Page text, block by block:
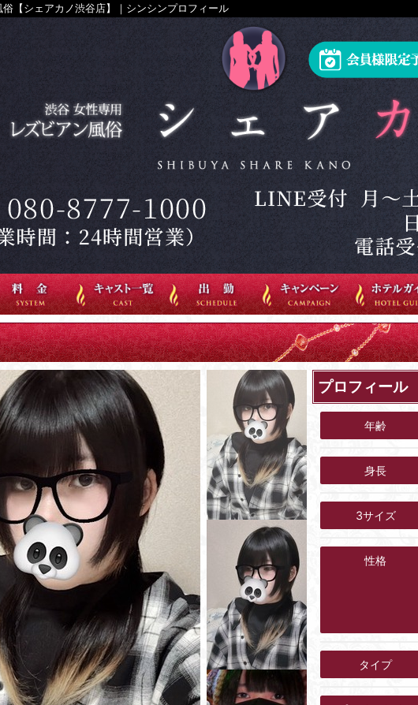
【シェアカノ渋谷店】｜シンシンプロフィール
プロフィール
年齢
身長
3サイズ
性格
タイプ